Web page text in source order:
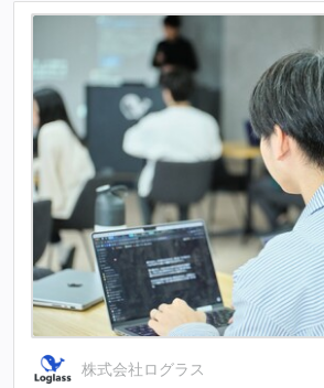
株式会社ログラス